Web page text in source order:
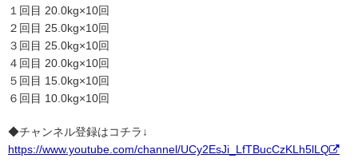
１回目 20.0kg×10回
２回目 25.0kg×10回
３回目 25.0kg×10回
４回目 20.0kg×10回
５回目 15.0kg×10回
６回目 10.0kg×10回
◆チャンネル登録はコチラ↓
https://www.youtube.com/channel/UCy2EsJi_LfTBucCzKLh5lLQ